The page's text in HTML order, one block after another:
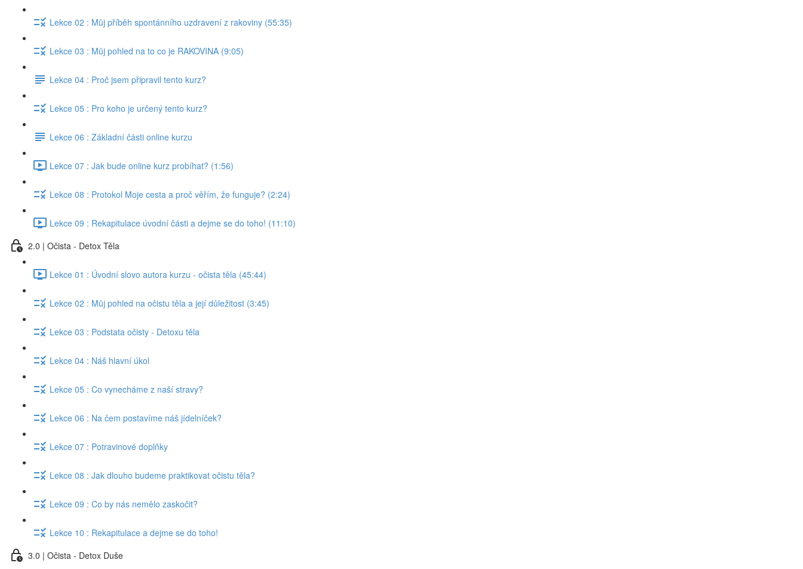
Lekce 02 : Můj příběh spontánního uzdravení z rakoviny (55:35)
Lekce 03 : Můj pohled na to co je RAKOVINA (9:05)
Lekce 04 : Proč jsem připravil tento kurz?
Lekce 05 : Pro koho je určený tento kurz?
Lekce 06 : Základní části online kurzu
Lekce 07 : Jak bude online kurz probíhat? (1:56)
Lekce 08 : Protokol Moje cesta a proč věřím, že funguje? (2:24)
Lekce 09 : Rekapitulace úvodní části a dejme se do toho! (11:10)
2.0 | Očista - Detox Těla
Lekce 01 : Úvodní slovo autora kurzu - očista těla (45:44)
Lekce 02 : Můj pohled na očistu těla a její důležitost (3:45)
Lekce 03 : Podstata očisty - Detoxu těla
Lekce 04 : Náš hlavní úkol
Lekce 05 : Co vynecháme z naší stravy?
Lekce 06 : Na čem postavíme náš jídelníček?
Lekce 07 : Potravinové doplňky
Lekce 08 : Jak dlouho budeme praktikovat očistu těla?
Lekce 09 : Co by nás nemělo zaskočit?
Lekce 10 : Rekapitulace a dejme se do toho!
3.0 | Očista - Detox Duše